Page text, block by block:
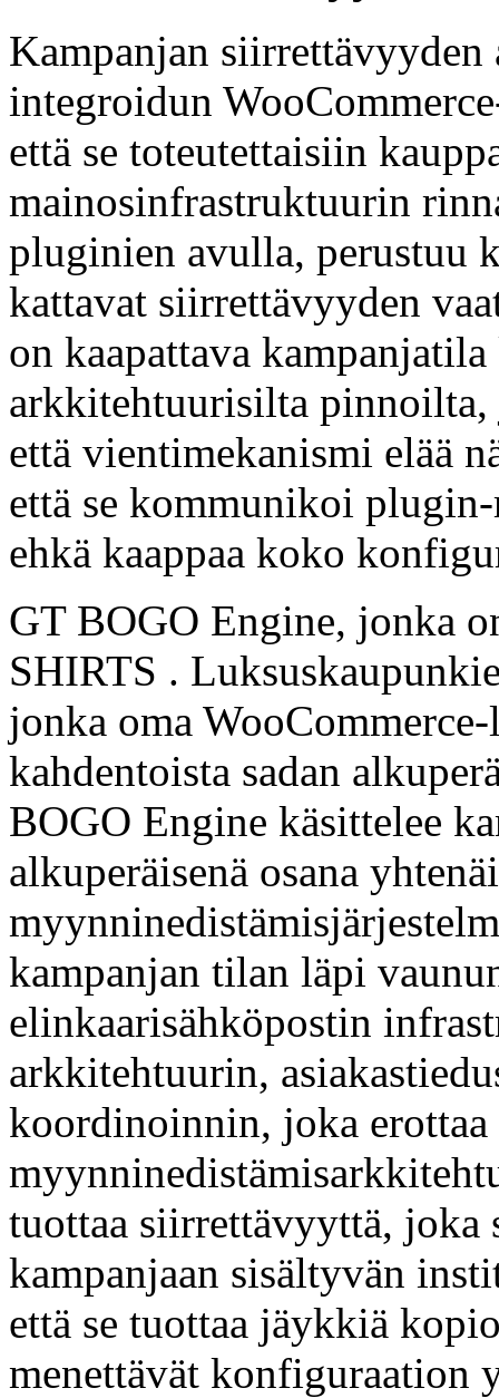
Kampanjan
integroidun
että se toteutettaisiin
mainosinfrastruktuurin
pluginien avulla, perustuu
kattavat siirrettävyyden
on kaapattava
arkkitehtuurisilta
että vientimekanismi elää
että se kommunikoi
ehkä kaappaa koko
GT BOGO Engine, jonka
SHIRTS .
jonka oma
kahdentoista sadan
BOGO Engine käsittelee
alkuperäisenä osana
kampanjan tilan läpi
elinkaarisähköpostin
arkkitehtuurin,
koordinoinnin, joka erottaa
tuottaa siirrettävyyttä, joka
kampanjaan sisältyvän
että se tuottaa jäykkiä
menettävät konfiguraation